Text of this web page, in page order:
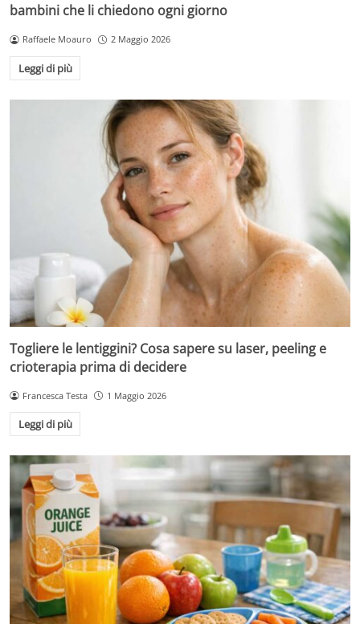
bambini che li chiedono ogni giorno
Raffaele Moauro 2 Maggio 2026
Leggi di più
Togliere le lentiggini? Cosa sapere su laser, peeling e
crioterapia prima di decidere
Francesca Testa 1 Maggio 2026
Leggi di più